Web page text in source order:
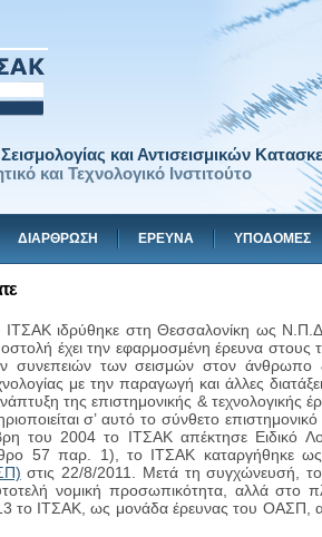
Σεισμολογίας και Αντισεισμικών
και Τεχνολογικό Ινστιτούτο
ΔΙΑΡΘΡΩΣΗ ΕΡΕΥΝΑ ΥΠΟΔΟΜΕΣ
ΙΤΣΑΚ ιδρύθηκε στη Θεσσαλονίκη ως
έχει την εφαρμοσμένη έρευνα στους
συνεπειών των σεισμών στον
με την παραγωγή και άλλες
της επιστημονικής & τεχνολογικής
σ’ αυτό το σύνθετο
του 2004 το ΙΤΣΑΚ απέκτησε Ειδικό
57 παρ. 1), το ΙΤΣΑΚ καταργήθηκε ως
στις 22/8/2011. Μετά τη συγχώνευσή, το
νομική προσωπικότητα, αλλά στο
το ΙΤΣΑΚ, ως μονάδα έρευνας του ΟΑΣΠ,